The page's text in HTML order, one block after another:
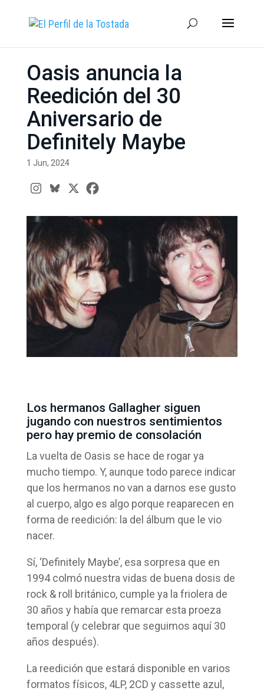
Oasis anuncia la
Reedición del 30
Aniversario de
Definitely Maybe
1 Jun, 2024
Los hermanos Gallagher siguen
jugando con nuestros sentimientos
pero hay premio de consolación
La vuelta de Oasis se hace de rogar ya
mucho tiempo. Y, aunque todo parece indicar
que los hermanos no van a darnos ese gusto
al cuerpo, algo es algo porque reaparecen en
forma de reedición: la del álbum que le vio
nacer.
Sí, ‘Definitely Maybe’, esa sorpresa que en
1994 colmó nuestra vidas de buena dosis de
rock & roll británico, cumple ya la friolera de
30 años y había que remarcar esta proeza
temporal (y celebrar que seguimos aquí 30
años después).
La reedición que estará disponible en varios
formatos físicos, 4LP, 2CD y cassette azul,